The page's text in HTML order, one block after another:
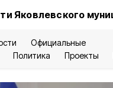
Яковлевского
Официальные
Политика Проекты